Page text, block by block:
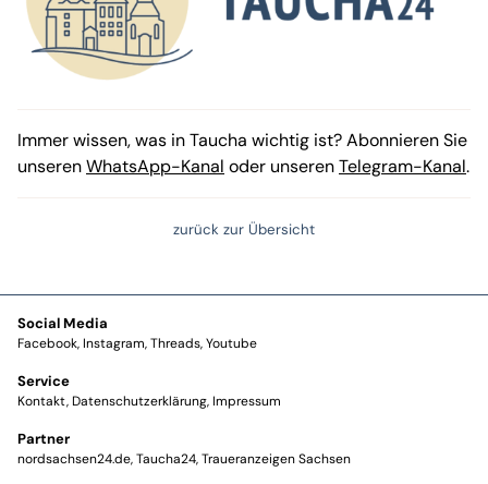
Immer wissen, was in Taucha wichtig ist? Abonnieren Sie
unserenWhatsApp-Kanal oder unserenTelegram-Kanal.
zurück zur Übersicht
Social Media
Facebook Instagram Threads Youtube
Service
Kontakt Datenschutzerklärung Impressum
Partner
nordsachsen24.de Taucha24 Traueranzeigen Sachsen